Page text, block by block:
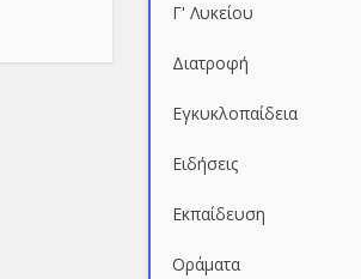
Γ' Λυκείου
Διατροφή
Εγκυκλοπαίδεια
Ειδήσεις
Εκπαίδευση
Οράματα